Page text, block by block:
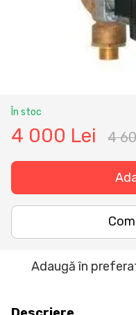
În stoc
4 000 Lei 4
Adaugă în